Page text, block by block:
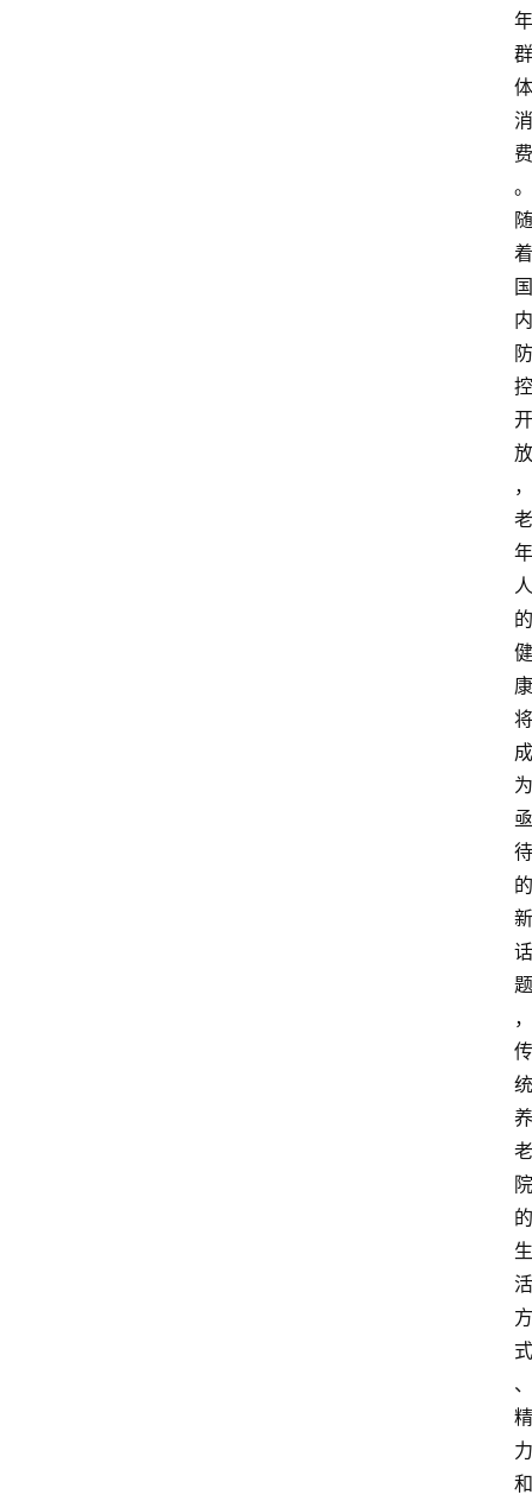
年
群
体
消
费
。
随
着
国
内
防
控
开
放
，
老
年
人
的
健
康
将
成
为
亟
待
的
新
话
题
，
传
统
养
老
院
的
生
活
方
式
、
精
力
和